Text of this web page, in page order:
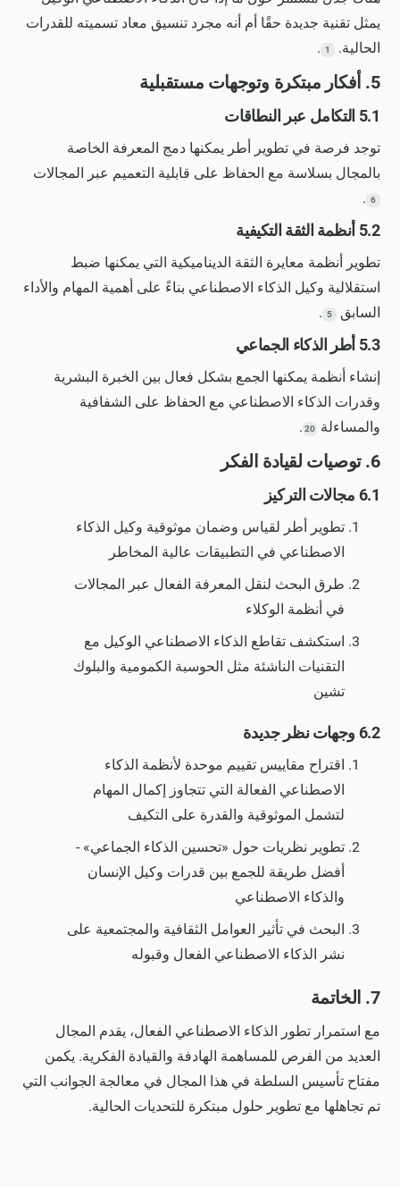
يمثل تقنية جديدة حقًا أم أنه مجرد تنسيق معاد تسميته للقدرات
الحالية.
1
.
5. أفكار مبتكرة وتوجهات مستقبلية
5.1 التكامل عبر النطاقات
توجد فرصة في تطوير أطر يمكنها دمج المعرفة الخاصة
بالمجال بسلاسة مع الحفاظ على قابلية التعميم عبر المجالات
6
.
5.2 أنظمة الثقة التكيفية
تطوير أنظمة معايرة الثقة الديناميكية التي يمكنها ضبط
استقلالية وكيل الذكاء الاصطناعي بناءً على أهمية المهام والأداء
السابق
5
.
5.3 أطر الذكاء الجماعي
إنشاء أنظمة يمكنها الجمع بشكل فعال بين الخبرة البشرية
وقدرات الذكاء الاصطناعي مع الحفاظ على الشفافية
والمساءلة
20
.
6. توصيات لقيادة الفكر
6.1 مجالات التركيز
تطوير أطر لقياس وضمان موثوقية وكيل الذكاء
الاصطناعي في التطبيقات عالية المخاطر
طرق البحث لنقل المعرفة الفعال عبر المجالات
في أنظمة الوكلاء
استكشف تقاطع الذكاء الاصطناعي الوكيل مع
التقنيات الناشئة مثل الحوسبة الكمومية والبلوك
تشين
6.2 وجهات نظر جديدة
اقتراح مقاييس تقييم موحدة لأنظمة الذكاء
الاصطناعي الفعالة التي تتجاوز إكمال المهام
لتشمل الموثوقية والقدرة على التكيف
تطوير نظريات حول «تحسين الذكاء الجماعي» -
أفضل طريقة للجمع بين قدرات وكيل الإنسان
والذكاء الاصطناعي
البحث في تأثير العوامل الثقافية والمجتمعية على
نشر الذكاء الاصطناعي الفعال وقبوله
7. الخاتمة
مع استمرار تطور الذكاء الاصطناعي الفعال، يقدم المجال
العديد من الفرص للمساهمة الهادفة والقيادة الفكرية. يكمن
مفتاح تأسيس السلطة في هذا المجال في معالجة الجوانب التي
تم تجاهلها مع تطوير حلول مبتكرة للتحديات الحالية.